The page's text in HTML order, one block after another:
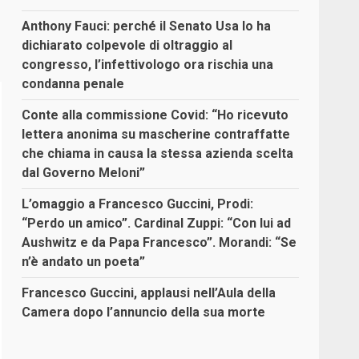
Anthony Fauci: perché il Senato Usa lo ha
dichiarato colpevole di oltraggio al
congresso, l’infettivologo ora rischia una
condanna penale
Conte alla commissione Covid: “Ho ricevuto
lettera anonima su mascherine contraffatte
che chiama in causa la stessa azienda scelta
dal Governo Meloni”
L’omaggio a Francesco Guccini, Prodi:
“Perdo un amico”. Cardinal Zuppi: “Con lui ad
Aushwitz e da Papa Francesco”. Morandi: “Se
n’è andato un poeta”
Francesco Guccini, applausi nell’Aula della
Camera dopo l’annuncio della sua morte